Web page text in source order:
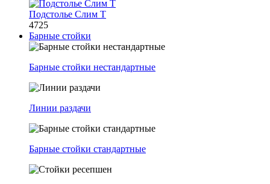
Подстолье Слим Т
4725
Барные стойки
Барные стойки нестандартные
Линии раздачи
Барные стойки стандартные